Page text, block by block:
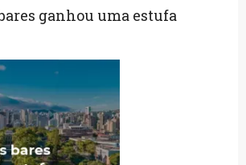
ganhou uma estufa